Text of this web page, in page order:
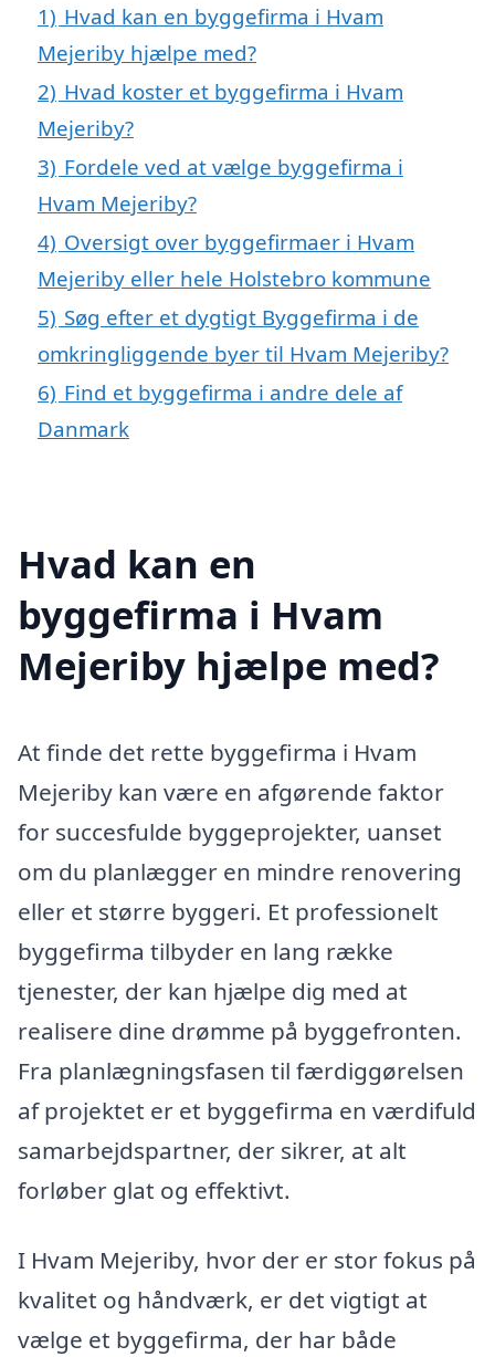
1) Hvad kan en byggefirma i Hvam
Mejeriby hjælpe med?
2) Hvad koster et byggefirma i Hvam
Mejeriby?
3) Fordele ved at vælge byggefirma i
Hvam Mejeriby?
4) Oversigt over byggefirmaer i Hvam
Mejeriby eller hele Holstebro kommune
5) Søg efter et dygtigt Byggefirma i de
omkringliggende byer til Hvam Mejeriby?
6) Find et byggefirma i andre dele af
Danmark
Hvad kan en
byggefirma i Hvam
Mejeriby hjælpe med?
At finde det rette byggefirma i Hvam
Mejeriby kan være en afgørende faktor
for succesfulde byggeprojekter, uanset
om du planlægger en mindre renovering
eller et større byggeri. Et professionelt
byggefirma tilbyder en lang række
tjenester, der kan hjælpe dig med at
realisere dine drømme på byggefronten.
Fra planlægningsfasen til færdiggørelsen
af projektet er et byggefirma en værdifuld
samarbejdspartner, der sikrer, at alt
forløber glat og effektivt.
I Hvam Mejeriby, hvor der er stor fokus på
kvalitet og håndværk, er det vigtigt at
vælge et byggefirma, der har både